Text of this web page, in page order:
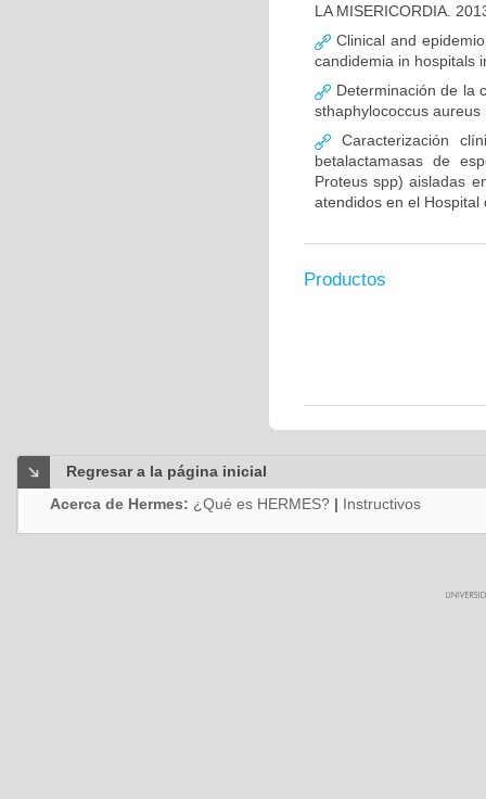
LA MISERICORDIA.
Clinical and
candidemia in hospitals
Determinación de la
sthaphylococcus
Caracterización
betalactamasas de
Proteus spp) aisladas
atendidos en el
Productos
Regresar a la página inicial
Acerca de Hermes: ¿Qué es HERMES? | Instructivos